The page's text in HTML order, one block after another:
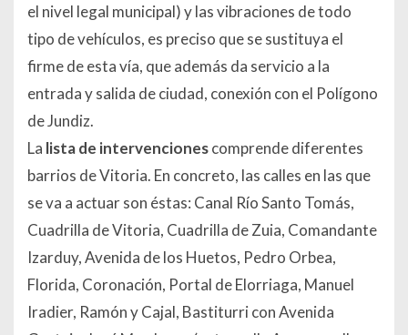
el nivel legal municipal) y las vibraciones de todo
tipo de vehículos, es preciso que se sustituya el
firme de esta vía, que además da servicio a la
entrada y salida de ciudad, conexión con el Polígono
de Jundiz.
La lista de intervencionescomprende diferentes
barrios de Vitoria. En concreto, las calles en las que
se va a actuar son éstas: Canal Río Santo Tomás,
Cuadrilla de Vitoria, Cuadrilla de Zuia, Comandante
Izarduy, Avenida de los Huetos, Pedro Orbea,
Florida, Coronación, Portal de Elorriaga, Manuel
Iradier, Ramón y Cajal, Bastiturri con Avenida